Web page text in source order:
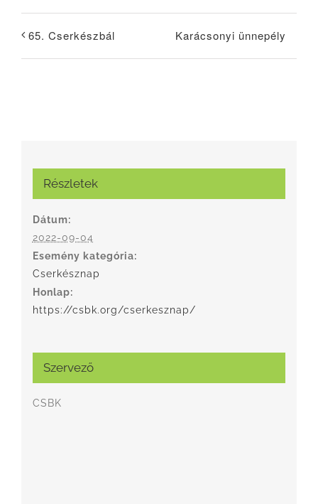
65. Cserkészbál Karácsonyi ünnepély
Részletek
Dátum:
2022-09-04
Esemény kategória:
Cserkésznap
Honlap:
https://csbk.org/cserkesznap/
Szervező
CSBK